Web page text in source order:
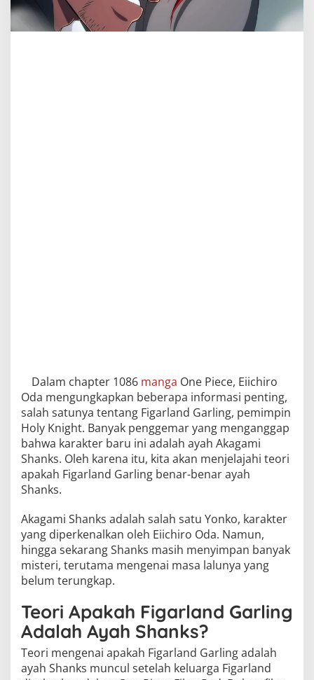
Dalam chapter 1086 manga One Piece, Eiichiro
Oda mengungkapkan beberapa informasi penting,
salah satunya tentang Figarland Garling, pemimpin
Holy Knight. Banyak penggemar yang menganggap
bahwa karakter baru ini adalah ayah Akagami
Shanks. Oleh karena itu, kita akan menjelajahi teori
apakah Figarland Garling benar-benar ayah
Shanks.
Akagami Shanks adalah salah satu Yonko, karakter
yang diperkenalkan oleh Eiichiro Oda. Namun,
hingga sekarang Shanks masih menyimpan banyak
misteri, terutama mengenai masa lalunya yang
belum terungkap.
Teori Apakah Figarland Garling
Adalah Ayah Shanks?
Teori mengenai apakah Figarland Garling adalah
ayah Shanks muncul setelah keluarga Figarland